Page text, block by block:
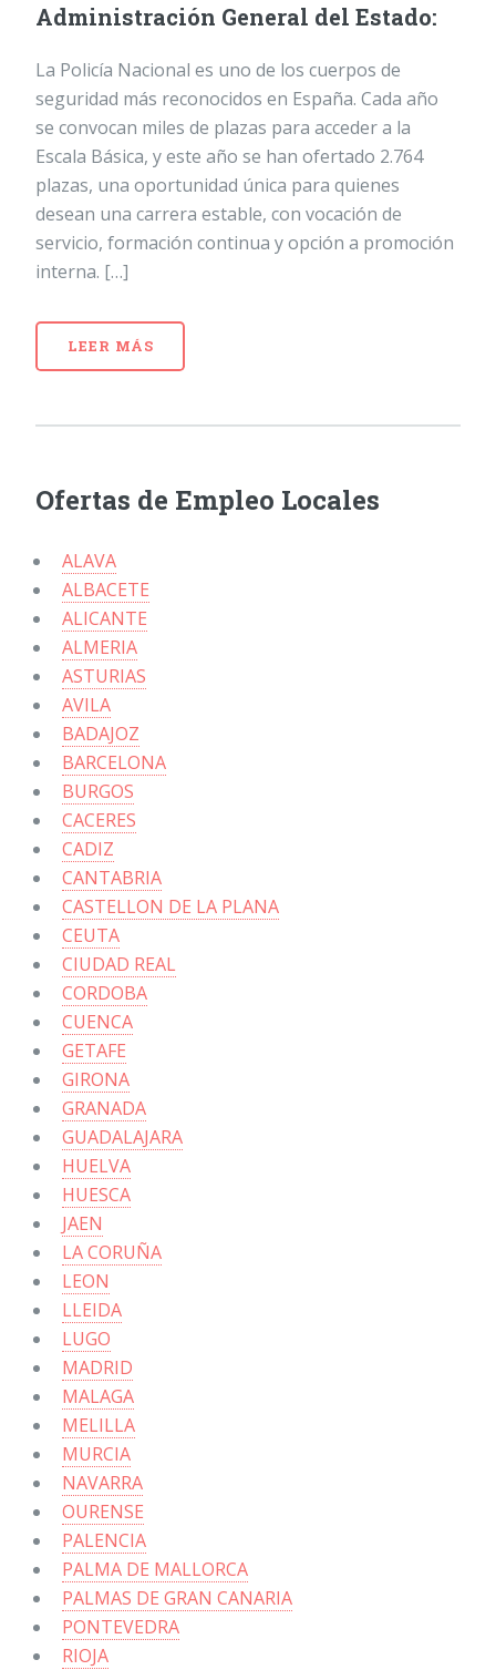
Administración General del Estado:
La Policía Nacional es uno de los cuerpos de
seguridad más reconocidos en España. Cada año
se convocan miles de plazas para acceder a la
Escala Básica, y este año se han ofertado 2.764
plazas, una oportunidad única para quienes
desean una carrera estable, con vocación de
servicio, formación continua y opción a promoción
interna. […]
LEER MÁS
Ofertas de Empleo Locales
ALAVA
ALBACETE
ALICANTE
ALMERIA
ASTURIAS
AVILA
BADAJOZ
BARCELONA
BURGOS
CACERES
CADIZ
CANTABRIA
CASTELLON DE LA PLANA
CEUTA
CIUDAD REAL
CORDOBA
CUENCA
GETAFE
GIRONA
GRANADA
GUADALAJARA
HUELVA
HUESCA
JAEN
LA CORUÑA
LEON
LLEIDA
LUGO
MADRID
MALAGA
MELILLA
MURCIA
NAVARRA
OURENSE
PALENCIA
PALMA DE MALLORCA
PALMAS DE GRAN CANARIA
PONTEVEDRA
RIOJA